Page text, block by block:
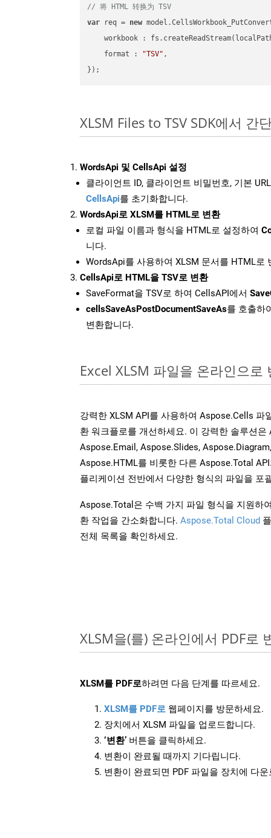
// 将 HTML 转换为 TSV
var req = new
workbook :
format : "TSV" ,
XLSM Files to TSV SDK에서 간
WordsApi 및 CellsApi 설정
클라이언트 ID, 클라이언트 비밀번호, 기본
CellsApi를 초기화합니다.
WordsApi로 XLSM를 HTML로 변환
로컬 파일 이름과 형식을 HTML로 설정하여
니다.
WordsApi를 사용하여 XLSM 문서를 HTML로
CellsApi로 HTML을 TSV로 변환
SaveFormat을 TSV로 하여 CellsAPI에서
cellsSaveAsPostDocumentSaveAs를 호출하
변환합니다.
Excel XLSM 파일을 온라인으로
강력한 XLSM API를 사용하여 Aspose.Cells 파
환 워크플로를 개선하세요. 이 강력한 솔루션은
Aspose.Email, Aspose.Slides,
Aspose.HTML를 비롯한 다른 Aspose.Total
플리케이션 전반에서 다양한 형식의 파일을 포
Aspose.Total은 수백 가지 파일 형식을 지원하
환 작업을 간소화합니다. Aspose.Total Cloud
전체 목록을 확인하세요.
XLSM을(를) 온라인에서 PDF로
XLSM를 PDF로하려면 다음 단계를 따르세요.
XLSM를 PDF로 웹페이지를 방문하세요.
장치에서 XLSM 파일을 업로드합니다.
‘변환’ 버튼을 클릭하세요.
변환이 완료될 때까지 기다립니다.
변환이 완료되면 PDF 파일을 장치에 다